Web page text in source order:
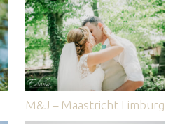
M&J – Maastricht Limburg